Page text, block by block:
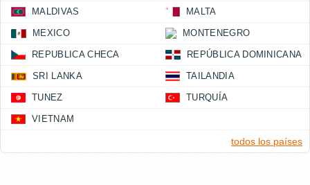
MALDIVAS MALTA
MEXICO MONTENEGRO
REPUBLICA CHECA REPÚBLICA DOMINICANA
SRI LANKA TAILANDIA
TUNEZ TURQUÍA
VIETNAM
todos los países